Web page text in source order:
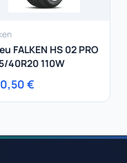
FALKEN HS 02 PRO
40R20 110W
€